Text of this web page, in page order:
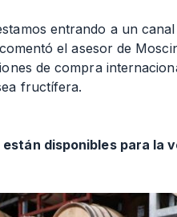
entrando a un
el asesor de
de compra
fructífera.
disponibles para la